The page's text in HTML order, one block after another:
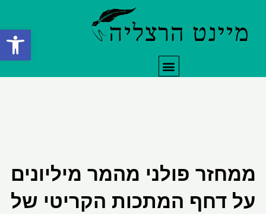
פתח
תפריט
ממחזר פולני מהמר מיליונים
על דחף המתכות הקריטי של